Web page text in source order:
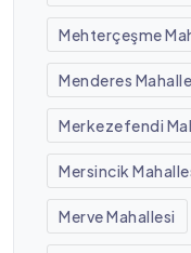
Mehterçeşme
Menderes
Merkezefendi
Mersincik
Merve Mahallesi